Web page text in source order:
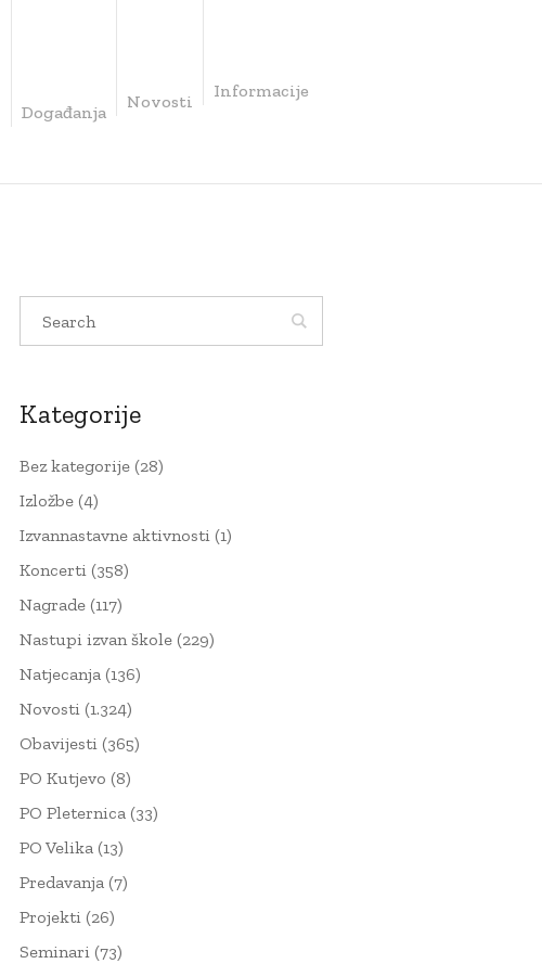
Događanja
Novosti
Informacije
Kategorije
Bez kategorije (28)
Izložbe (4)
Izvannastavne aktivnosti (1)
Koncerti (358)
Nagrade (117)
Nastupi izvan škole (229)
Natjecanja (136)
Novosti (1.324)
Obavijesti (365)
PO Kutjevo (8)
PO Pleternica (33)
PO Velika (13)
Predavanja (7)
Projekti (26)
Seminari (73)